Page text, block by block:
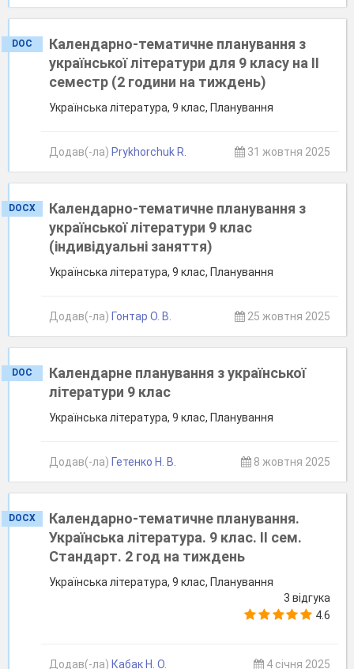
DOC
Календарно-тематичне планування з
української літератури для 9 класу на ІІ
семестр (2 години на тиждень)
Українська література, 9 клас, Планування
Додав(-ла) Prykhorchuk R. 31 жовтня 2025
DOCX
Календарно-тематичне планування з
української літератури 9 клас
(індивідуальні заняття)
Українська література, 9 клас, Планування
Додав(-ла) Гонтар О. В. 25 жовтня 2025
DOC
Календарне планування з української
літератури 9 клас
Українська література, 9 клас, Планування
Додав(-ла) Гетенко Н. В. 8 жовтня 2025
DOCX
Календарно-тематичне планування.
Українська література. 9 клас. ІІ сем.
Стандарт. 2 год на тиждень
Українська література, 9 клас, Планування
3 відгука
4.6
Додав(-ла) Кабак Н. О. 4 січня 2025